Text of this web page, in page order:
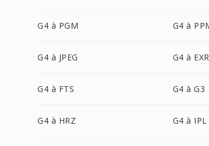
G4 à PGM G4 à
G4 à JPEG G4 à EXR
G4 à FTS G4 à G3
G4 à HRZ G4 à IPL